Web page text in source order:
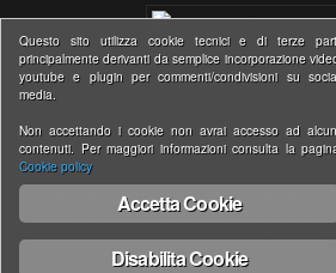
www.devianceproject.com |
Informativa estesa cookie|
Questo sito utilizza cookie tecnici e di terze
principalmente derivanti da semplice incorporazione
youtube e plugin per commenti/condivisioni su
media.
Non accettando i cookie non avrai accesso ad
contenuti. Per maggiori informazioni consulta la
Cookie policy
Accetta Cookie
Disabilita Cookie